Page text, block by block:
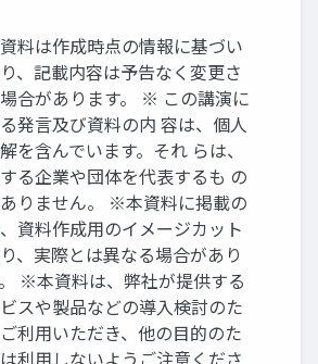
料は作成時点の情報に基づい
、記載内容は予告なく変更さ
合があります。 ※ この講演に
発⾔及び資料の内 容は、個人
を含んでいます。それ らは、
る企業や団体を代表するも の
りません。 ※本資料に掲載の
資料作成⽤のイメージカット
、実際とは異なる場合があり
※本資料は、弊社が提供する
スや製品などの導⼊検討のた
利⽤いただき、他の目的のた